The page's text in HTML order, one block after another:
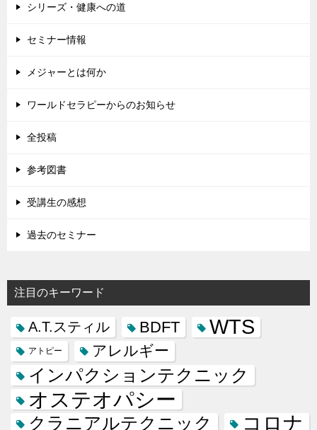
シリーズ・健康への道
セミナー情報
メジャーとは何か
ワールドセラピーからのお知らせ
全投稿
参考図書
受講生の感想
過去のセミナー
注目のキーワード
A.T.スティル BDFT WTS
アトピー アレルギー
インパクションテクニック
オステオパシー
クラニアルテクニック コロナ